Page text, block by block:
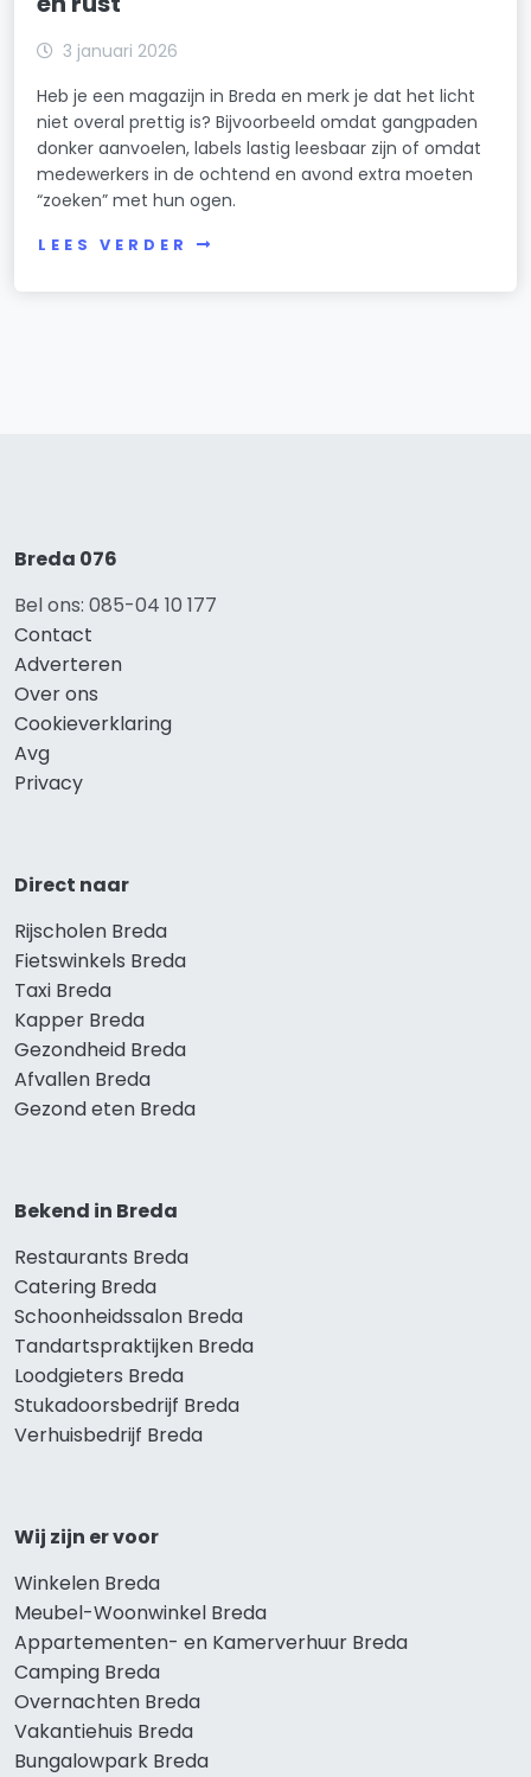
3 januari 2026
Heb je een magazijn in Breda en merk je dat het licht
niet overal prettig is? Bijvoorbeeld omdat gangpaden
donker aanvoelen, labels lastig leesbaar zijn of omdat
medewerkers in de ochtend en avond extra moeten
“zoeken” met hun ogen.
LEES VERDER
Breda 076
Bel ons: 085-04 10 177
Contact
Adverteren
Over ons
Cookieverklaring
Avg
Privacy
Direct naar
Rijscholen Breda
Fietswinkels Breda
Taxi Breda
Kapper Breda
Gezondheid Breda
Afvallen Breda
Gezond eten Breda
Bekend in Breda
Restaurants Breda
Catering Breda
Schoonheidssalon Breda
Tandartspraktijken Breda
Loodgieters Breda
Stukadoorsbedrijf Breda
Verhuisbedrijf Breda
Wij zijn er voor
Winkelen Breda
Meubel-Woonwinkel Breda
Appartementen- en Kamerverhuur Breda
Camping Breda
Overnachten Breda
Vakantiehuis Breda
Bungalowpark Breda